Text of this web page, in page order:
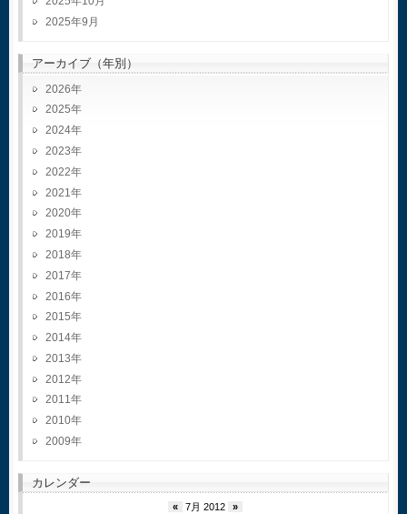
2025年9月
アーカイブ（年別）
2026
2025
2024
2023
2022
2021
2020
2019
2018
2017
2016
2015
2014
2013
2012
2011
2010
2009
カレンダー
« 7月 2012
»